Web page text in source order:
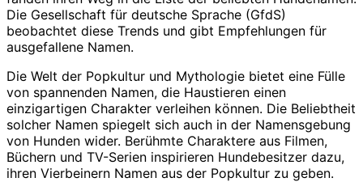
Die Gesellschaft für deutsche Sprache (GfdS)
beobachtet diese Trends und gibt Empfehlungen für
ausgefallene Namen.
Die Welt der Popkultur und Mythologie bietet eine Fülle
von spannenden Namen, die Haustieren einen
einzigartigen Charakter verleihen können. Die Beliebtheit
solcher Namen spiegelt sich auch in der Namensgebung
von Hunden wider. Berühmte Charaktere aus Filmen,
Büchern und TV-Serien inspirieren Hundebesitzer dazu,
ihren Vierbeinern Namen aus der Popkultur zu geben.